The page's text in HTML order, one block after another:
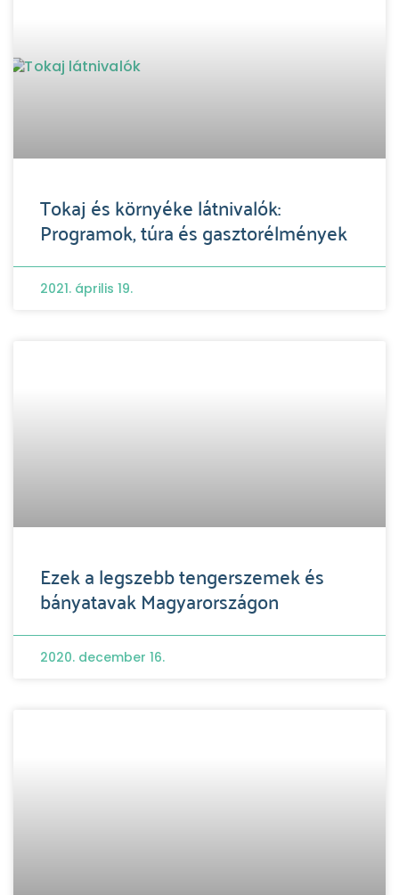
Tokaj és környéke látnivalók:
Programok, túra és gasztorélmények
2021. április 19.
Ezek a legszebb tengerszemek és
bányatavak Magyarországon
2020. december 16.